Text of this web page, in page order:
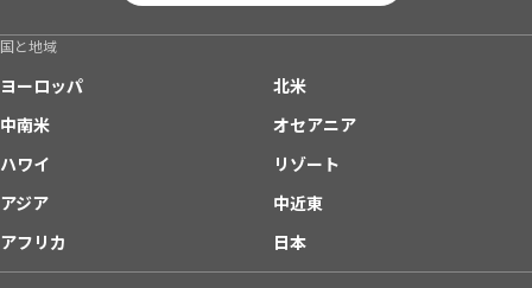
国と地域
ヨーロッパ
北米
中南米
オセアニア
ハワイ
リゾート
アジア
中近東
アフリカ
日本